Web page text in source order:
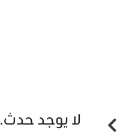
لا يوجد حدث.